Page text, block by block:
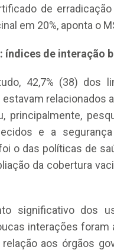
de
em 20%, aponta o
índices de interação
42,7% (38) dos
relacionados
principalmente,
e a
o das políticas de
da cobertura
significativo dos
interações
aos órgãos